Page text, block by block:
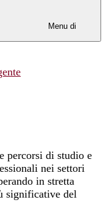
Menu di
percorsi di studio e
nei settori
in stretta
significative del